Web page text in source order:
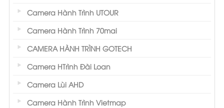
Camera Hành Trình UTOUR
Camera Hành Trình 70mai
CAMERA HÀNH TRÌNH GOTECH
Camera HTrình Đài Loan
Camera Lùi AHD
Camera Hành Trình Vietmap